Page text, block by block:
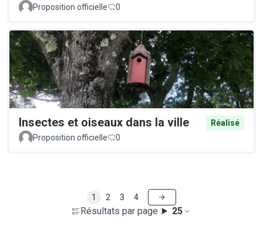
Proposition officielle 0
Insectes et oiseaux dans la ville
Réalisé
Proposition officielle
0
Résultats par page : 25
1 2 3 4